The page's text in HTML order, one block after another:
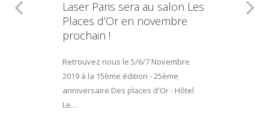
Laser Paris sera au salon Les
Places d’Or en novembre
prochain !
Retrouvez nous le 5/6/7 Novembre
2019 à la 15ème édition - 25ème
anniversaire Des places d'Or - Hôtel
Le…